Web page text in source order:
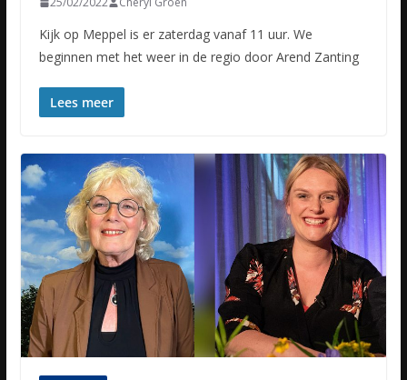
Kijk op Meppel is er zaterdag vanaf 11 uur. We
beginnen met het weer in de regio door Arend Zanting
Lees meer